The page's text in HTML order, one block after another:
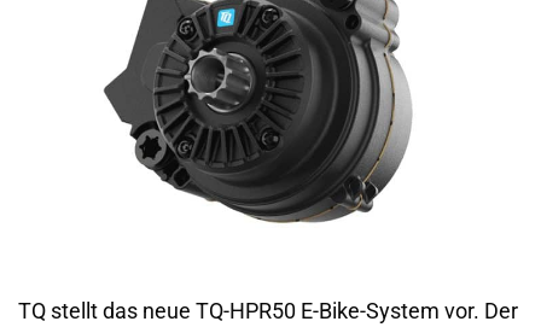
TQ stellt das neue TQ-HPR50 E-Bike-System vor. Der